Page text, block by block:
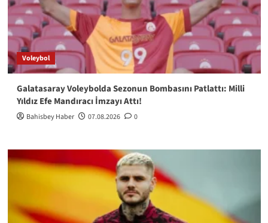
Voleybol
Galatasaray Voleybolda Sezonun Bombasını Patlattı: Milli
Yıldız Efe Mandıracı İmzayı Attı!
Bahisbey Haber 07.08.2026 0